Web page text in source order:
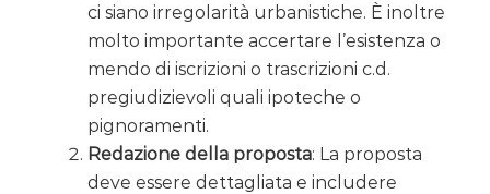
ci siano irregolarità urbanistiche. È inoltre
molto importante accertare l’esistenza o
mendo di iscrizioni o trascrizioni c.d.
pregiudizievoli quali ipoteche o
pignoramenti.
Redazione della proposta: La proposta
deve essere dettagliata e includere